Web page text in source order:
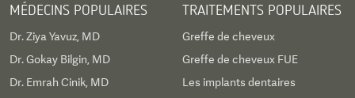
MÉDECINS POPULAIRES
Dr. Ziya Yavuz, MD
Dr. Gokay Bilgin, MD
Dr. Emrah Cinik, MD
TRAITEMENTS POPULAIRES
Greffe de cheveux
Greffe de cheveux FUE
Les implants dentaires